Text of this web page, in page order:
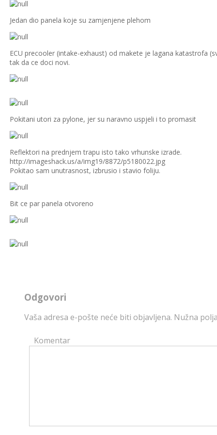
Jedan dio panela koje su zamjenjene plehom
ECU precooler (intake-exhaust) od makete je lagana katastrofa
tak da ce doci novi.
Pokitani utori za pylone, jer su naravno uspjeli i to promasit
Reflektori na prednjem trapu isto tako vrhunske izrade.
http://imageshack.us/a/img19/8872/p5180022.jpg
Pokitao sam unutrasnost, izbrusio i stavio foliju.
Bit ce par panela otvoreno
Odgovori
Vaša adresa e-pošte neće biti objavljena. Nužna
Komentar